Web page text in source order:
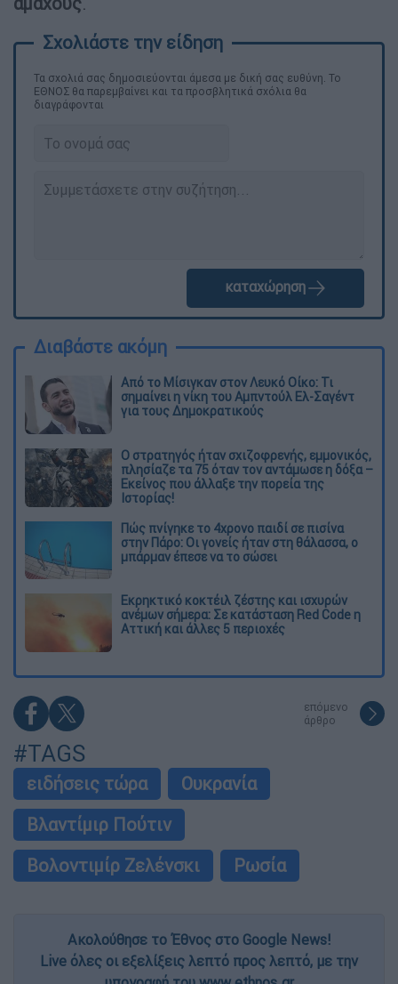
Τα σχολιά σας δημοσιεύονται άμεσα με δική σας ευθύνη. Το
ΕΘΝΟΣ θα παρεμβαίνει και τα προσβλητικά σχόλια θα
διαγράφονται
καταχώρηση
Διαβάστε ακόμη
Από το Μίσιγκαν στον Λευκό Οίκο: Τι
σημαίνει η νίκη του Αμπντούλ Ελ-Σαγέντ
για τους Δημοκρατικούς
O στρατηγός ήταν σχιζοφρενής, εμμονικός,
πλησίαζε τα 75 όταν τον αντάμωσε η δόξα –
Εκείνος που άλλαξε την πορεία της
Ιστορίας!
Πώς πνίγηκε το 4χρονο παιδί σε πισίνα
στην Πάρο: Οι γονείς ήταν στη θάλασσα, ο
μπάρμαν έπεσε να το σώσει
Εκρηκτικό κοκτέιλ ζέστης και ισχυρών
ανέμων σήμερα: Σε κατάσταση Red Code η
Αττική και άλλες 5 περιοχές
επόμενο
άρθρο
#TAGS
ειδήσεις τώρα
Ουκρανία
Βλαντίμιρ Πούτιν
Βολοντιμίρ Ζελένσκι
Ρωσία
Ακολούθησε το Έθνος στο Google News!
Live όλες οι εξελίξεις λεπτό προς λεπτό, με την